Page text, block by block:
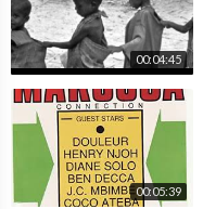
00:04:45
00:05:39